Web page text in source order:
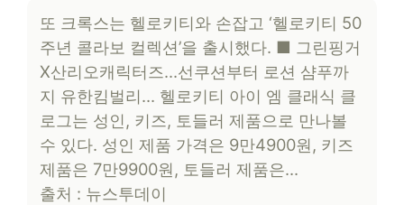
또 크록스는 헬로키티와 손잡고 ‘헬로키티 50
주년 콜라보 컬렉션’을 출시했다. ■ 그린핑거
X산리오캐릭터즈…선쿠션부터 로션 샴푸까
지 유한킴벌리… 헬로키티 아이 엠 클래식 클
로그는 성인, 키즈, 토들러 제품으로 만나볼
수 있다. 성인 제품 가격은 9만4900원, 키즈
제품은 7만9900원, 토들러 제품은…
출처 : 뉴스투데이